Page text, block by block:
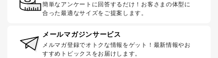
簡単なアンケートに回答するだけ！お客さまの体型に
合った最適なサイズをご提案します。
メールマガジンサービス
メルマガ登録でオトクな情報をゲット！最新情報やお
すすめトピックスをお届けします。